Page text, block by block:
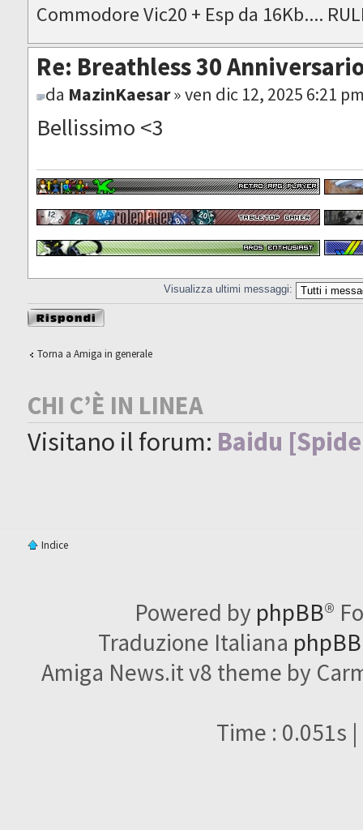
Commodore Vic20 + Esp da 16Kb....
Re: Breathless 30
da MazinKaesar» ven dic 12, 2025 6:21
Bellissimo <3
Visualizza ultimi messaggi:
Rispondi al
messaggio
Torna a Amiga in generale
CHI C’È IN LINEA
Visitano il forum: Baidu
Indice
Powered by phpBB®
Traduzione Italiana
Amiga News.it v8 theme by
Time : 0.051s